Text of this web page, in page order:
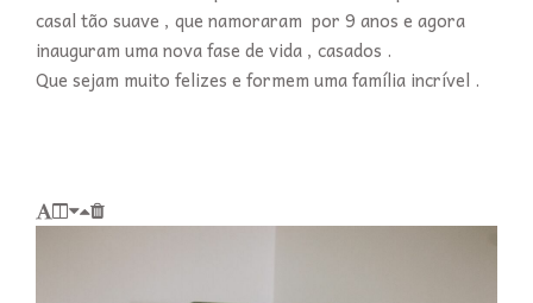
casal tão suave , que namoraram por 9 anos e agora
inauguram uma nova fase de vida , casados .
Que sejam muito felizes e formem uma família incrível .